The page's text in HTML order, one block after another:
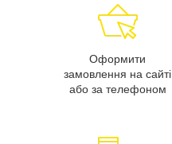
Оформити
замовлення на сайті
або за телефоном